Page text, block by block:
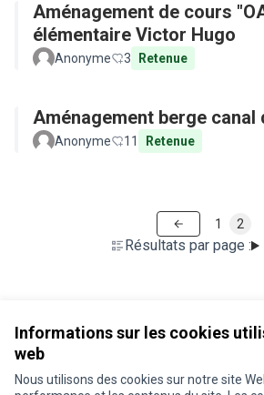
Informations sur les cookies
web
Nous utilisons des cookies sur notre site
Aménagement de cours
élémentaire Victor Hugo
Anonyme 3 Retenue
Aménagement berge canal
Anonyme 11 Retenue
Résultats par page :
1 2
Conditions d'utilisation